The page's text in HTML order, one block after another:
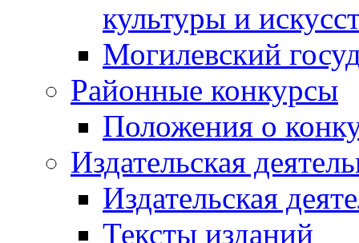
культуры и
Могилевский
Районные конкурсы
Положения о
Издательская
Издательская
Тексты изданий